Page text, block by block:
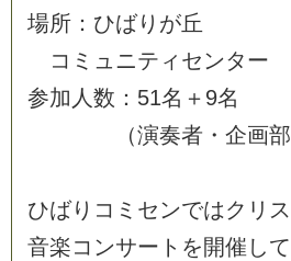
場所 ： ひばり が丘
コ ミ ュ ニテ ィ センター
参加 人数 ： 51名 ＋ 9名
（演奏者 ・ 企画部
ひばり コ ミ センではク リ ス
音楽コ ンサー ト を開催 して